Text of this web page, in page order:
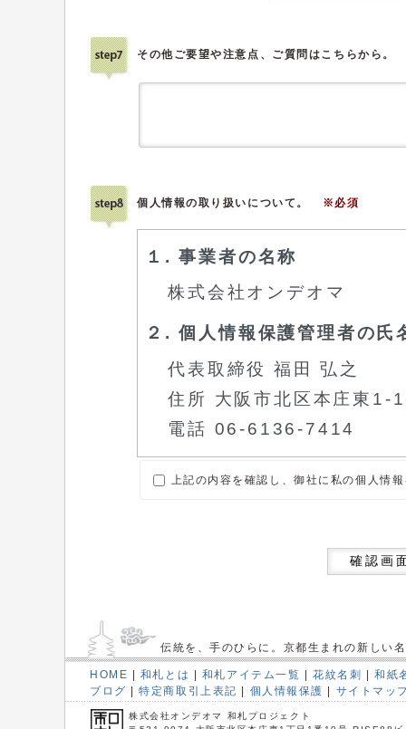
その他ご要望や注意点、ご質問はこちらから。
個人情報の取り扱いについて。 ※必須
上記の内容を確認し、御社に私の個人情
確認画
伝統を、手のひらに。京都生まれの新しい
HOME | 和札とは | 和札アイテム一覧 | 花紋名刺 | 和紙
ブログ | 特定商取引上表記 | 個人情報保護 | サイトマッ
株式会社オンデオマ 和札プロジェクト